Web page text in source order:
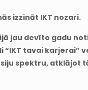
izzināt IKT nozari.
jau devīto gadu
“IKT tavai
spektru, atklājot